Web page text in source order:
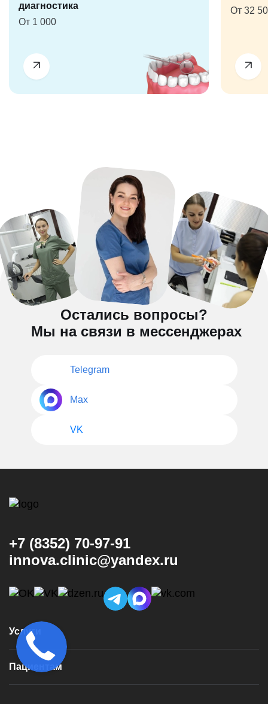
диагностика
От 1 000
От 32
Остались вопросы?
Мы на связи в мессенджерах
Telegram
Max
VK
+7 (8352) 70-97-91
innova.clinic@yandex.ru
Услуги
Консультация и диагностика
Пациентам